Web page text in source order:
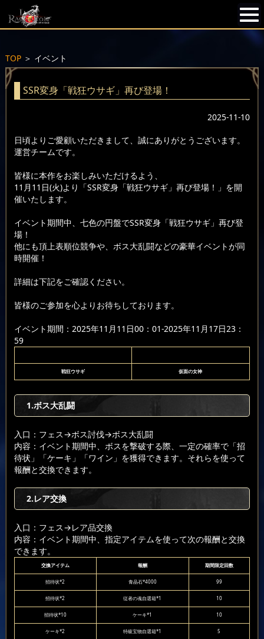
TOP＞ イベント
SSR変身「戦狂ウサギ」再び登場！
2025-11-10
日頃よりご愛顧いただきまして、誠にありがとうございます。
運営チームです。
皆様に本作をお楽しみいただけるよう、
11月11日(火)より「SSR変身「戦狂ウサギ」再び登場！」を開
催いたします。
イベント期間中、七色の円盤でSSR変身「戦狂ウサギ」再び登
場！
他にも頂上表順位競争や、ボス大乱闘などの豪華イベントが同
時開催！
詳細は下記をご確認ください。
皆様のご参加を心よりお待ちしております。
イベント期間：2025年11月11日00：01-2025年11月17日23：
59
戦狂ウサギ 仮面の女神
1.ボス大乱闘
入口：フェス→ボス討伐→ボス大乱闘
内容：イベント期間中、ボスを撃破する際、一定の確率で「招
待状」「ケーキ」「ワイン」を獲得できます。それらを使って
報酬と交換できます。
2.レア交換
入口：フェス→レア品交換
内容：イベント期間中、指定アイテムを使って次の報酬と交換
できます。
交換アイテム 報酬 期間限定回数
招待状*2 青晶石*4000 99
招待状*2 従者の魂自選箱*1 10
招待状*10 ケーキ*1 10
ケーキ*2 特級宝物自選箱*1 5